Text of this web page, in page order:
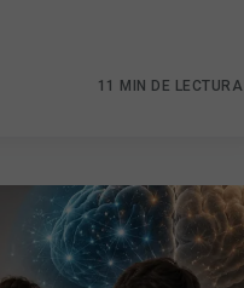
11 MIN DE LECTURA